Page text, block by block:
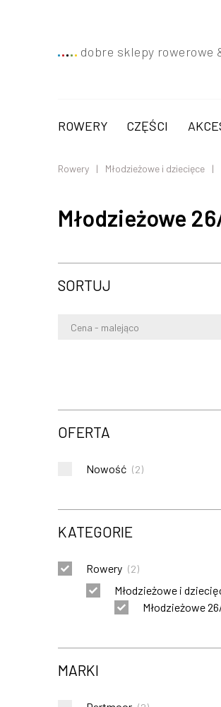
dobre sklepy rowerowe
ROWERY CZĘŚCI
Rowery Młodzieżowe i dziecięce
Młodzieżowe
SORTUJ
Cena - malejąco
OFERTA
Nowość (2)
KATEGORIE
Rowery (2)
Młodzieżowe i
Młodzieżowe
MARKI